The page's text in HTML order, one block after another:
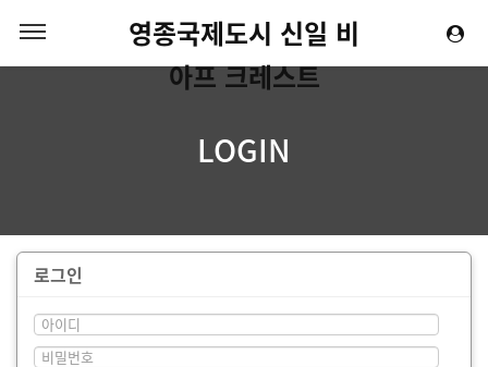
영종국제도시 신일 비
아프 크레스트
LOGIN
로그인